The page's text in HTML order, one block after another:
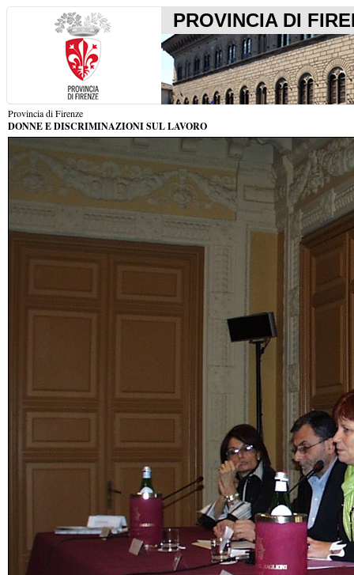
PROVINCIA DI
Provincia di Firenze
DONNE E DISCRIMINAZIONI SUL LAVORO